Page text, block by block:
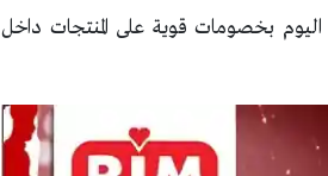
بخصومات قوية على المنتجات داخل